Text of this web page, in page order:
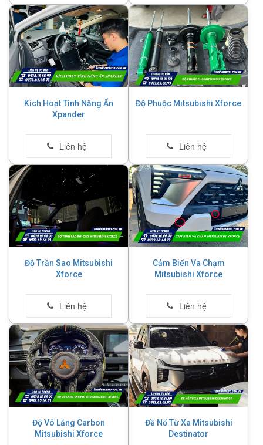
Kích Hoạt Tính Năng Ẩn
Xpander
Độ Phuộc Mitsubishi Xforce
Độ Trần Sao Mitsubishi
Xforce
Cảm Biến Va Chạm
Mitsubishi Xforce
Độ Vô Lăng Carbon
Mitsubishi Xforce
Đề Nổ Từ Xa Mitsubishi
Destinator